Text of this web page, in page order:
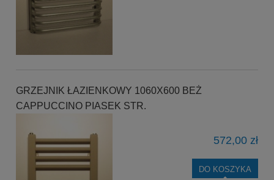
GRZEJNIK ŁAZIENKOWY 1060X600 BEŻ
CAPPUCCINO PIASEK STR.
572,00 zł
DO KOSZYKA